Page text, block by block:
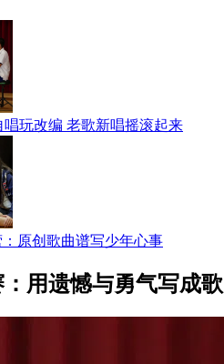
玩改编 老歌新唱摇滚起来
：原创歌曲谱写少年心事
用遗憾与勇气写成歌